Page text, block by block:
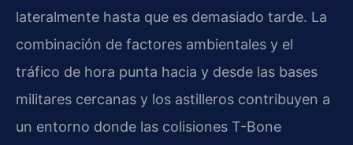
lateralmente hasta que es demasiado tarde. La
combinación de factores ambientales y el
tráfico de hora punta hacia y desde las bases
militares cercanas y los astilleros contribuyen a
un entorno donde las colisiones T-Bone